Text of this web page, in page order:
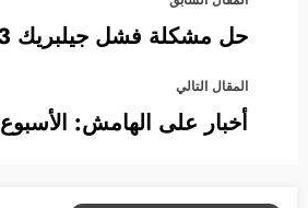
حل مشكلة فشل جيلبريك iOS 8.3
المقال التالي
أخبار على الهامش: الأسبوع 19-25 يونيو